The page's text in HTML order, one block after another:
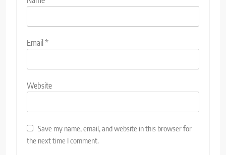
Email*
Website
Save my name, email, and website in this browser for
the next time I comment.